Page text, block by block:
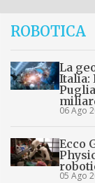
ROBOTICA
La
Italia:
06 Ago
Ecco
05 Ago